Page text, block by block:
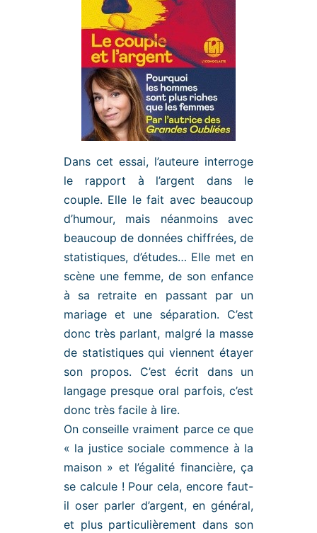
Dans cet essai, l’auteure interroge
le rapport à l’argent dans le
couple. Elle le fait avec beaucoup
d’humour, mais néanmoins avec
beaucoup de données chiffrées, de
statistiques, d’études… Elle met en
scène une femme, de son enfance
à sa retraite en passant par un
mariage et une séparation. C’est
donc très parlant, malgré la masse
de statistiques qui viennent étayer
son propos. C’est écrit dans un
langage presque oral parfois, c’est
donc très facile à lire.
On conseille vraiment parce ce que
« la justice sociale commence à la
maison » et l’égalité financière, ça
se calcule ! Pour cela, encore faut-
il oser parler d’argent, en général,
et plus particulièrement dans son